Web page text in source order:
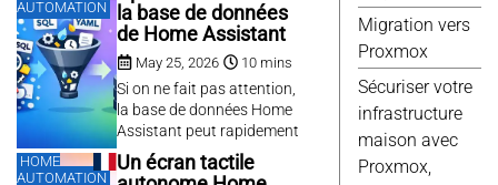
l’installation de Home
Assistant, j’ai dû réduire un
disque surdimensionné.
Voici la procédure utilisée.
AUTOMATION
la base de données
de Home Assistant
May 25, 2026 10 mins
Si on ne fait pas attention,
la base de données Home
Assistant peut rapidement
devenir obèse avec
plusieurs centaines de
HOME
AUTOMATION
Un écran tactile
Debian
(7)
Docker
Scripts (7)
Domotique (6)
Elec (6)
Gimp (6)
Proxmox (6)
Migration vers
Proxmox
Sécuriser votre
infrastructure
maison avec
Proxmox,